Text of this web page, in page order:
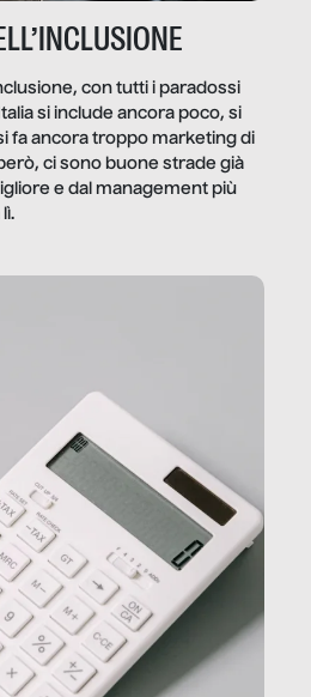
con tutti i paradossi
si include ancora poco, si
fa ancora troppo marketing di
ci sono buone strade già
e dal management più